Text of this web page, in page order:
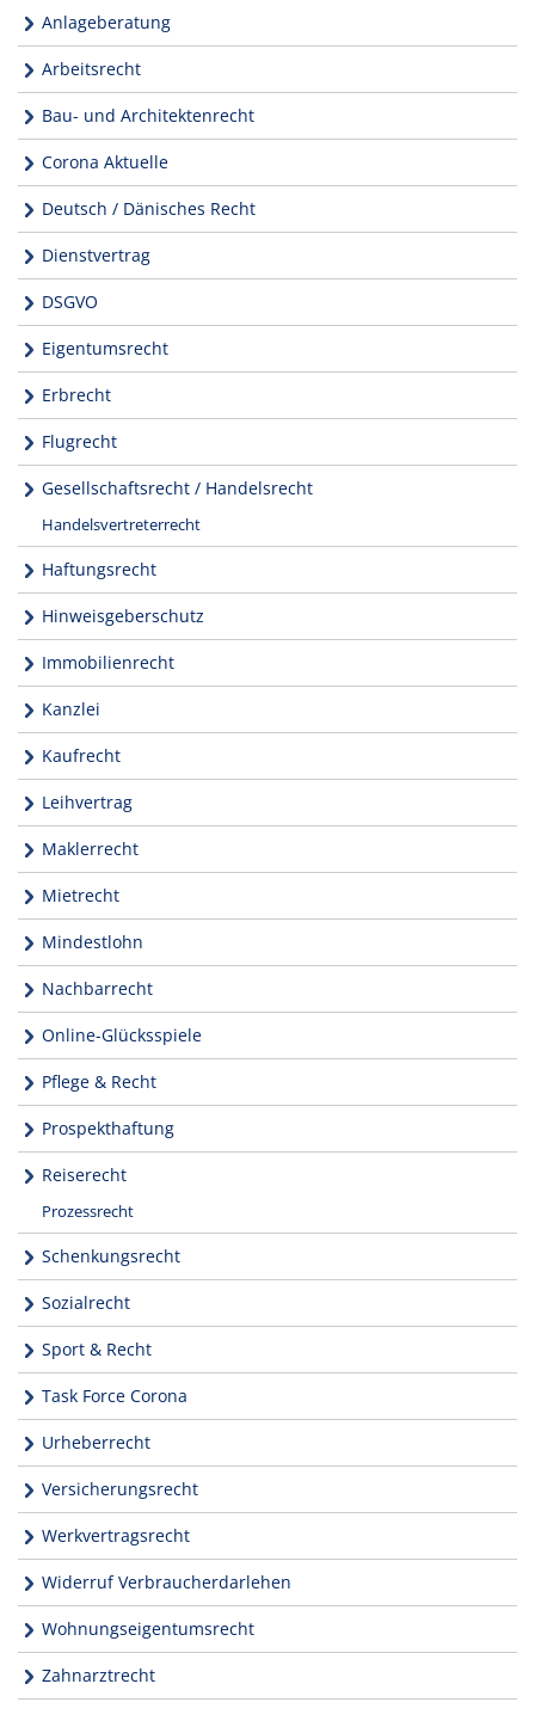
Anlageberatung
Arbeitsrecht
Bau- und Architektenrecht
Corona Aktuelle
Deutsch / Dänisches Recht
Dienstvertrag
DSGVO
Eigentumsrecht
Erbrecht
Flugrecht
Gesellschaftsrecht / Handelsrecht
Handelsvertreterrecht
Haftungsrecht
Hinweisgeberschutz
Immobilienrecht
Kanzlei
Kaufrecht
Leihvertrag
Maklerrecht
Mietrecht
Mindestlohn
Nachbarrecht
Online-Glücksspiele
Pflege & Recht
Prospekthaftung
Reiserecht
Prozessrecht
Schenkungsrecht
Sozialrecht
Sport & Recht
Task Force Corona
Urheberrecht
Versicherungsrecht
Werkvertragsrecht
Widerruf Verbraucherdarlehen
Wohnungseigentumsrecht
Zahnarztrecht